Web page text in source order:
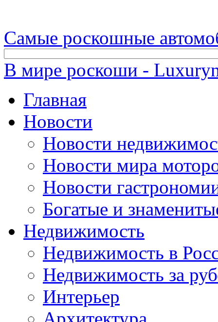
Самые роскошные
В мире роскоши -
Главная
Новости
Новости
Новости мира
Новости
Богатые и
Недвижимость
Недвижимость в
Недвижимость за
Интерьер